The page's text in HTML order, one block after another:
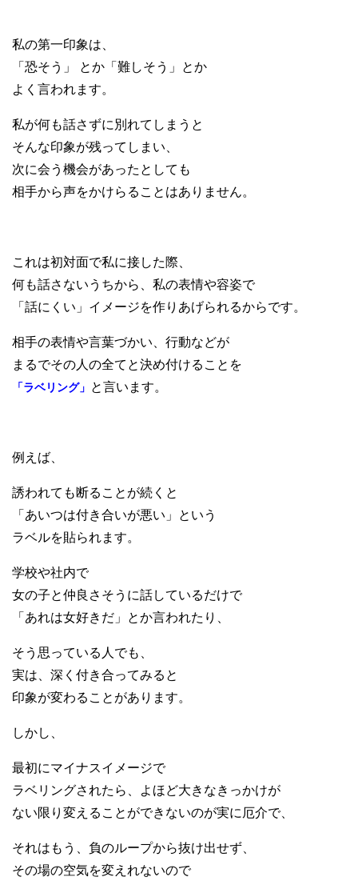
私の第一印象は、
「恐そう」 とか「難しそう」とか
よく言われます。
私が何も話さずに別れてしまうと
そんな印象が残ってしまい、
次に会う機会があったとしても
相手から声をかけらることはありません。
これは初対面で私に接した際、
何も話さないうちから、私の表情や容姿で
「話にくい」イメージを作りあげられるからです。
相手の表情や言葉づかい、行動などが
まるでその人の全てと決め付けることを
「ラベリング」 と言います。
例えば、
誘われても断ることが続くと
「あいつは付き合いが悪い」という
ラベルを貼られます。
学校や社内で
女の子と仲良さそうに話しているだけで
「あれは女好きだ」とか言われたり、
そう思っている人でも、
実は、深く付き合ってみると
印象が変わることがあります。
しかし、
最初にマイナスイメージで
ラベリングされたら、よほど大きなきっかけが
ない限り変えることができないのが実に厄介で、
それはもう、負のループから抜け出せず、
その場の空気を変えれないので